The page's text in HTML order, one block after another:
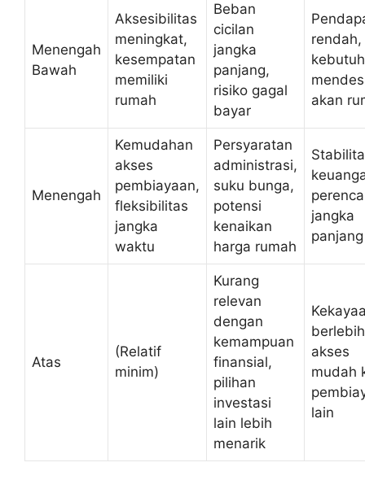
Menengah
Bawah
Aksesibilitas
meningkat,
kesempatan
memiliki
rumah
Beban
cicilan
jangka
panjang,
risiko gagal
bayar
rendah,
akan
Menengah
Kemudahan
akses
pembiayaan,
fleksibilitas
jangka
waktu
Persyaratan
administrasi,
suku bunga,
potensi
kenaikan
harga rumah
jangka
panjang
Atas
(Relatif
minim)
Kurang
relevan
dengan
kemampuan
finansial,
pilihan
investasi
lain lebih
menarik
akses
mudah
lain